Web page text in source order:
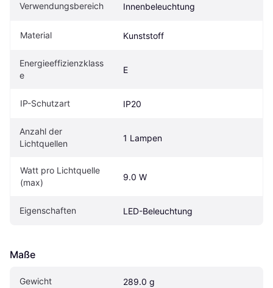
Verwendungsbereich Innenbeleuchtung
Material Kunststoff
Energieeffizienzklass
e
E
IP-Schutzart IP20
Anzahl der
Lichtquellen
1 Lampen
Watt pro Lichtquelle
(max)
9.0 W
Eigenschaften LED-Beleuchtung
Maße
Gewicht 289.0 g